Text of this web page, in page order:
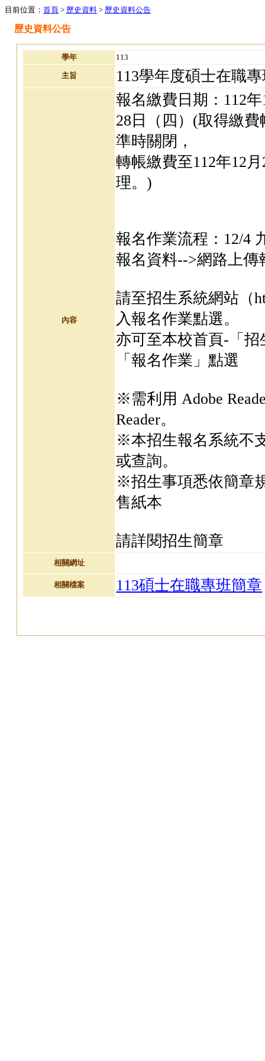
目前位置： 首頁 > 歷史資料 > 歷史資料公告
歷史資料公告
學年 113
主旨 113學年度碩士在職
內容
報名繳費日期：112
28日（四）(取得繳費
準時關閉，
轉帳繳費至112年12
理。)
報名作業流程：12/4
報名資料-->網路上傳
請至招生系統網站（
入報名作業點選。
亦可至本校首頁-「
「報名作業」點選
※需利用 Adobe
Reader。
※本招生報名系統不
或查詢。
※招生事項悉依簡章
售紙本
請詳閱招生簡章
相關網址
相關檔案 113碩士在職專班簡章